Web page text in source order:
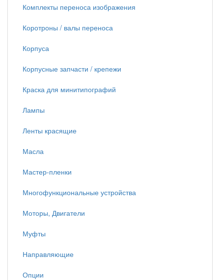
Комплекты переноса изображения
Коротроны / валы переноса
Корпуса
Корпусные запчасти / крепежи
Краска для минитипографий
Лампы
Ленты красящие
Масла
Мастер-пленки
Многофункциональные устройства
Моторы, Двигатели
Муфты
Направляющие
Опции